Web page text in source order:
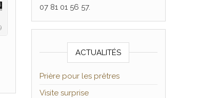
07 81 01 56 57.
ACTUALITÉS
Prière pour les prêtres
Visite surprise